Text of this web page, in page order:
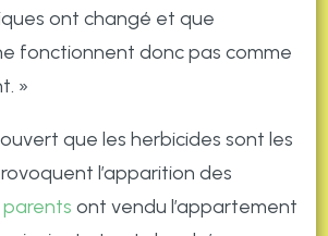
ont changé et que
fonctionnent donc pas comme
»
que les herbicides sont les
l’apparition des
parents ont vendu l’appartement